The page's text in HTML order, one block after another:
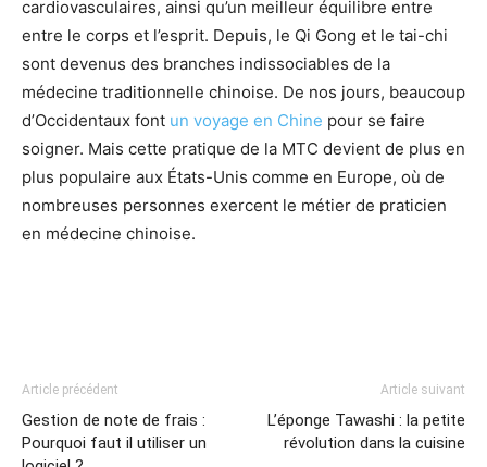
cardiovasculaires, ainsi qu’un meilleur équilibre entre
entre le corps et l’esprit. Depuis, le Qi Gong et le tai-chi
sont devenus des branches indissociables de la
médecine traditionnelle chinoise. De nos jours, beaucoup
d’Occidentaux font un voyage en Chine pour se faire
soigner. Mais cette pratique de la MTC devient de plus en
plus populaire aux États-Unis comme en Europe, où de
nombreuses personnes exercent le métier de praticien
en médecine chinoise.
Article précédent
Gestion de note de frais :
Pourquoi faut il utiliser un
Article suivant
L’éponge Tawashi : la petite
révolution dans la cuisine